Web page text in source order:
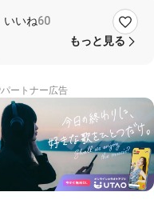
#nanaにCDカラオケネッ
ト上の他人制作音源無断ア
ップはたとえ本体マイクで
録音しても規約違反だし違
ください #知らなかったは
通用しない
#違法オフボ音
源根絶
いいね60
もっと見る
パートナー広告